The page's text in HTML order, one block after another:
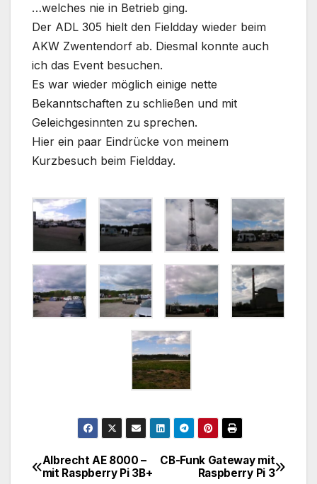
…welches nie in Betrieb ging.
Der ADL 305 hielt den Fieldday wieder beim
AKW Zwentendorf ab. Diesmal konnte auch
ich das Event besuchen.
Es war wieder möglich einige nette
Bekanntschaften zu schließen und mit
Geleichgesinnten zu sprechen.
Hier ein paar Eindrücke von meinem
Kurzbesuch beim Fieldday.
Beitragsnavigation
CB-Funk Gateway mit
Raspberry Pi 3
Albrecht AE 8000 –
mit Raspberry Pi 3B+